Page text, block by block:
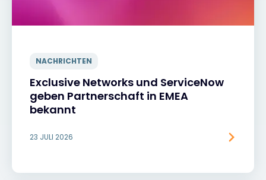
NACHRICHTEN
Exclusive Networks und ServiceNow
geben Partnerschaft in EMEA
bekannt
23 JULI 2026